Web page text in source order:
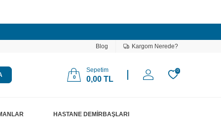
Blog Kargom Nerede?
0
Sepetim
0,00 TL
0
HASTANE DEMİRBAŞLARI